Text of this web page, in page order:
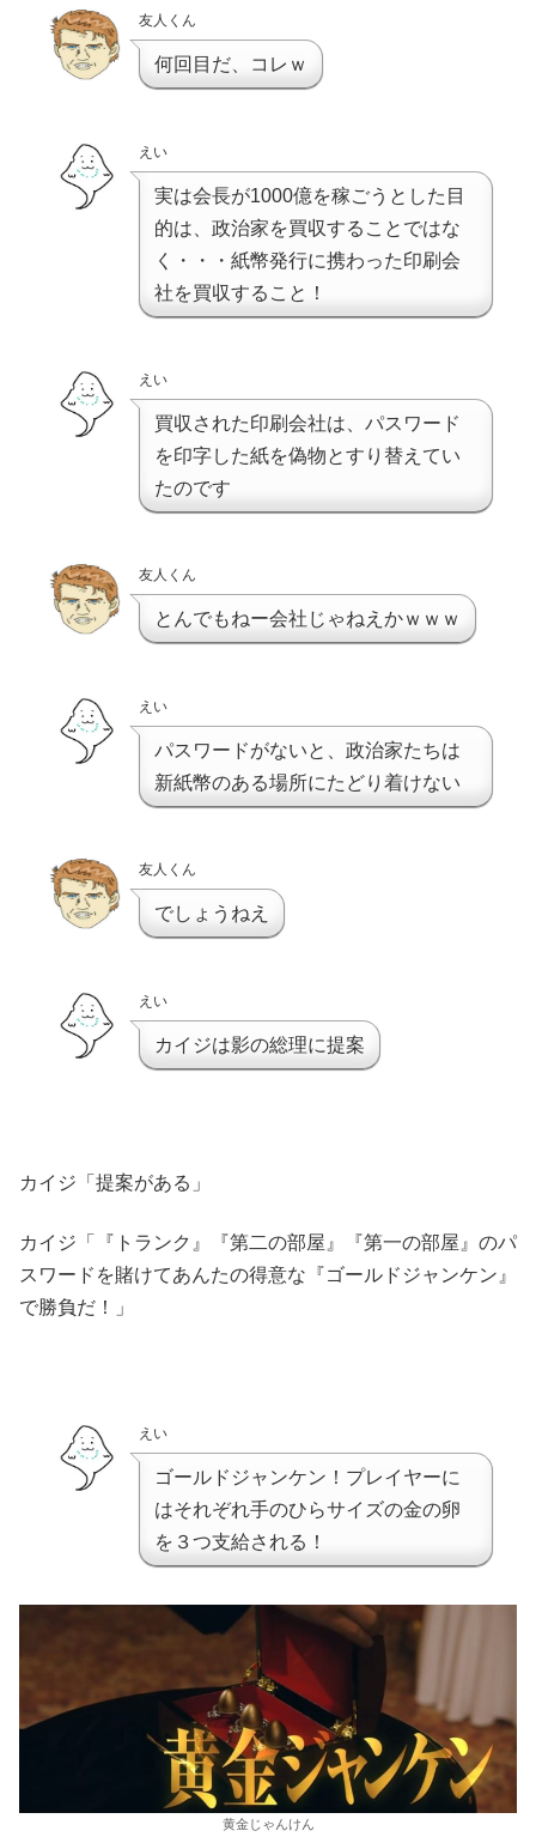
友人くん
何回目だ、コレｗ
えい
実は会長が1000億を稼ごうとした目
的は、政治家を買収することではな
く・・・紙幣発行に携わった印刷会
社を買収すること！
えい
買収された印刷会社は、パスワード
を印字した紙を偽物とすり替えてい
たのです
友人くん
とんでもねー会社じゃねえかｗｗｗ
えい
パスワードがないと、政治家たちは
新紙幣のある場所にたどり着けない
友人くん
でしょうねえ
えい
カイジは影の総理に提案
カイジ「提案がある」
カイジ「『トランク』『第二の部屋』『第一の部屋』のパ
スワードを賭けてあんたの得意な『ゴールドジャンケン』
で勝負だ！」
えい
ゴールドジャンケン！プレイヤーに
はそれぞれ手のひらサイズの金の卵
を３つ支給される！
黄金じゃんけん